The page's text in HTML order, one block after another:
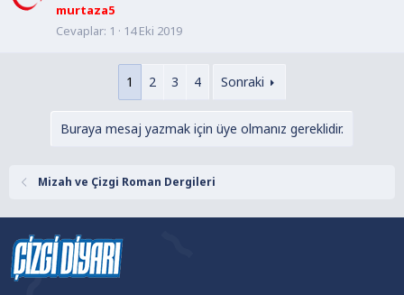
murtaza5
Cevaplar 1 14 Eki 2019
1 2 3 4 Sonraki
Buraya mesaj yazmak için üye olmanız gereklidir.
Mizah ve Çizgi Roman Dergileri